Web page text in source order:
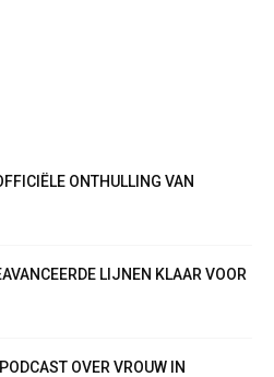
ONTHULLING VAN
LIJNEN KLAAR VOOR
OVER VROUW IN